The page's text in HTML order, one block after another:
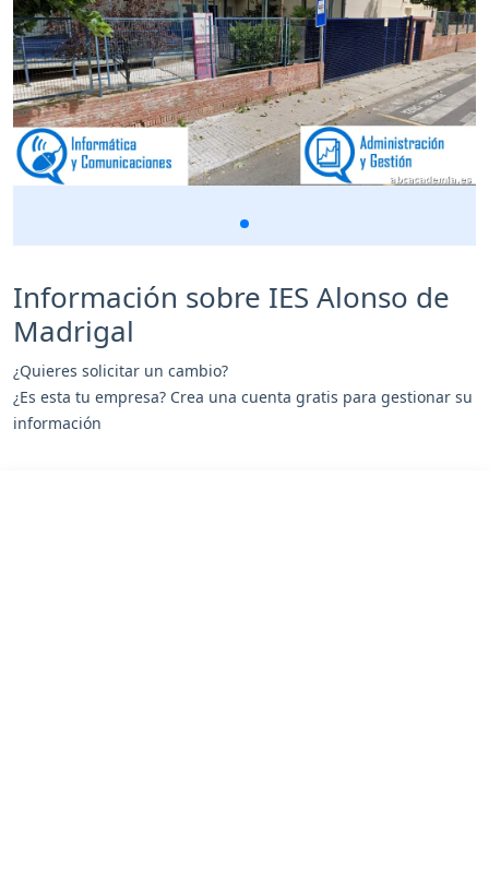
Información sobre IES Alonso de
Madrigal
¿Quieres solicitar un cambio?
¿Es esta tu empresa? Crea una cuenta gratis para gestionar su
información